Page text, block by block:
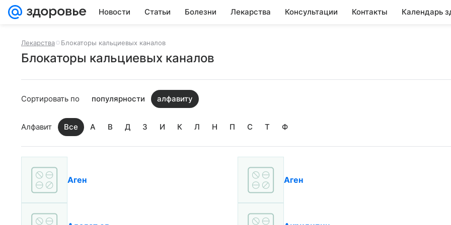
Новости Статьи Болезни Лекарства Консультации Контакты Календарь
Лекарства Блокаторы кальциевых каналов
Блокаторы кальциевых каналов
Сортировать по популярности алфавиту
Алфавит Все А В Д З И К Л Н П С Т Ф
Аген Аген